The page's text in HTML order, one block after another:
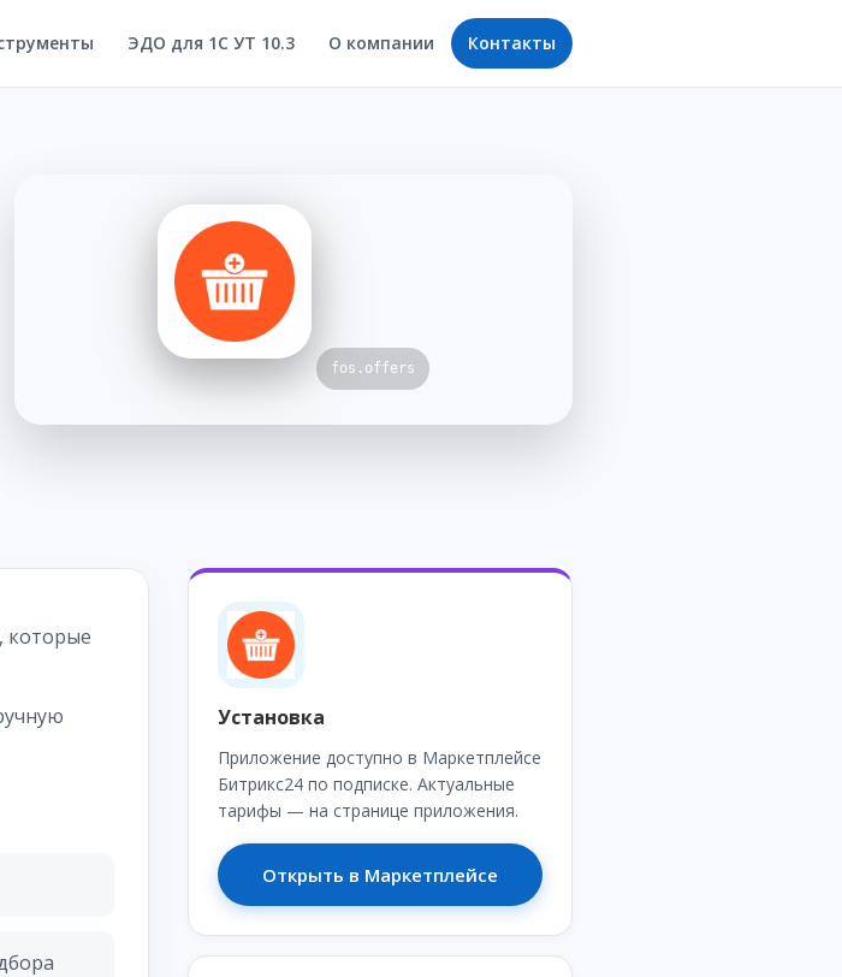
ЭДО для 1С УТ 10.3 О компании Контакты
fos.offers
которые
Установка
Приложение доступно в Маркетплейсе
Битрикс24 по подписке. Актуальные
тарифы — на странице приложения.
Открыть в Маркетплейсе